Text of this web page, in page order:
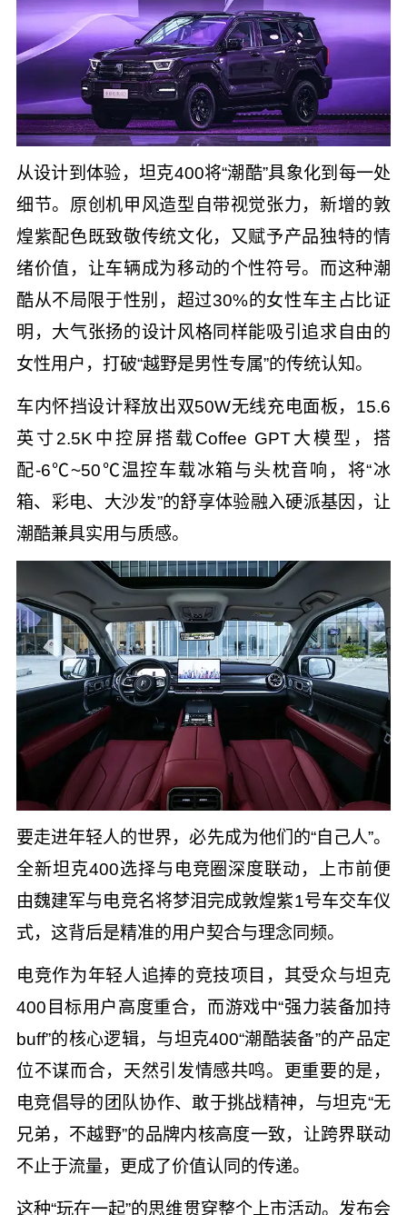
从设计到体验，坦克400将“潮酷”具象化到每一处
细节。原创机甲风造型自带视觉张力，新增的敦
煌紫配色既致敬传统文化，又赋予产品独特的情
绪价值，让车辆成为移动的个性符号。而这种潮
酷从不局限于性别，超过30%的女性车主占比证
明，大气张扬的设计风格同样能吸引追求自由的
女性用户，打破“越野是男性专属”的传统认知。
车内怀挡设计释放出双50W无线充电面板，15.6
英寸2.5K中控屏搭载Coffee GPT大模型，搭
配-6℃~50℃温控车载冰箱与头枕音响，将“冰
箱、彩电、大沙发”的舒享体验融入硬派基因，让
潮酷兼具实用与质感。
要走进年轻人的世界，必先成为他们的“自己人”。
全新坦克400选择与电竞圈深度联动，上市前便
由魏建军与电竞名将梦泪完成敦煌紫1号车交车仪
式，这背后是精准的用户契合与理念同频。
电竞作为年轻人追捧的竞技项目，其受众与坦克
400目标用户高度重合，而游戏中“强力装备加持
buff”的核心逻辑，与坦克400“潮酷装备”的产品定
位不谋而合，天然引发情感共鸣。更重要的是，
电竞倡导的团队协作、敢于挑战精神，与坦克“无
兄弟，不越野”的品牌内核高度一致，让跨界联动
不止于流量，更成了价值认同的传递。
这种“玩在一起”的思维贯穿整个上市活动。发布会